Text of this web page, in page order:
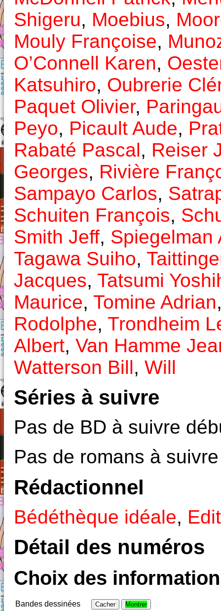
Shigeru, Moebius,
Mouly Françoise,
O’Connell Karen,
Katsuhiro, Oubrerie
Paquet Olivier,
Peyo, Picault Aude,
Rabaté Pascal, Reiser
Georges, Rivière
Sampayo Carlos,
Schuiten François,
Smith Jeff, Spiegelman
Tagawa Suiho,
Jacques, Tatsumi
Maurice, Tomine Adrian
Rodolphe, Trondheim
Albert, Van Hamme
Watterson Bill, Will
Séries à suivre
Pas de BD à suivre
Pas de romans à
Rédactionnel
Bédéthèque idéale,
Détail des numéros
Choix des
Bandes dessinées Cacher Montrer